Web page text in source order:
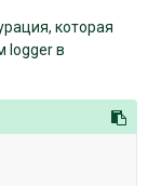
которая
logger в